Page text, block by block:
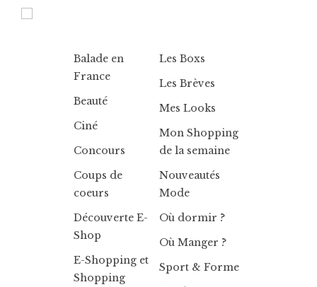
Balade en
France
Beauté
Ciné
Concours
Coups de
coeurs
Découverte E-
Shop
E-Shopping et
Shopping
Les Boxs
Les Brèves
Mes Looks
Mon Shopping
de la semaine
Nouveautés
Mode
Où dormir ?
Où Manger ?
Sport & Forme